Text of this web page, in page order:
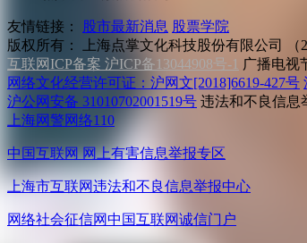
友情链接： 股市最新消息 股票学院
版权所有：
上海点掌文化科技股份有限公司 （
互联网ICP备案 沪ICP备13044908号-1 广播电视
网络文化经营许可证：沪网文[2018]6619-427号
沪公网安备 31010702001519号 违法和不良信息
上海网警网络110
中国互联网 网上有害信息举报专区
上海市互联网违法和不良信息举报中心
网络社会征信网中国互联网诚信门户